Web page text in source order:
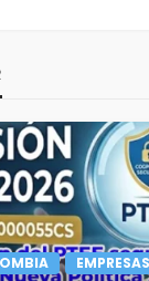
EMPRESAS